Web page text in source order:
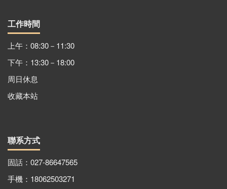
工作時間
上午：08:30－11:30
下午：13:30－18:00
周日休息
收藏本站
聯系方式
固話：027-86647565
手機：18062503271